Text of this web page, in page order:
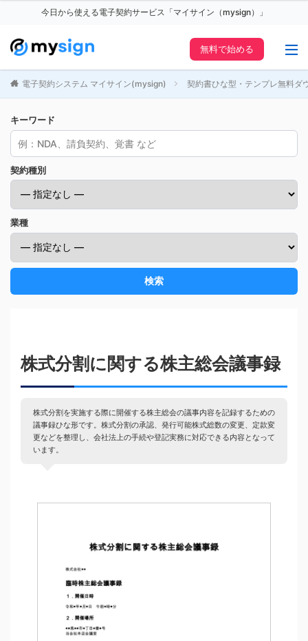
今日から使える電子契約サービス「マイサイン（mysign）」
無料で始める
電子契約システム マイサイン(mysign) 契約書ひな型・テンプレ無料ダ
キーワード
契約種別
業種
検索
株式分割に関する株主総会議事録
株式分割を実施する際に開催する株主総会の議事内容を記録するための
議事録ひな形です。株式分割の承認、発行可能株式総数の変更、定款変
更などを整理し、会社法上の手続や登記実務に対応できる内容となって
います。